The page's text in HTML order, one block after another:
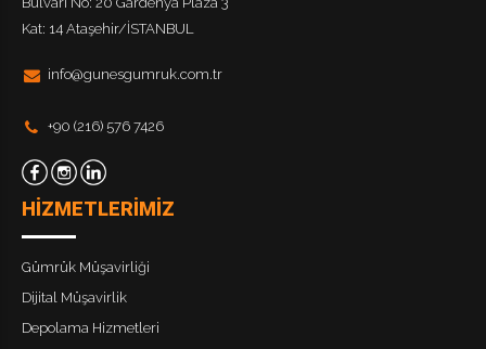
Kat: 14 Ataşehir/İSTANBUL
info@gunesgumruk.com.tr
+90 (216) 576 7426
HİZMETLERİMİZ
Gümrük Müşavirliği
Dijital Müşavirlik
Depolama Hizmetleri